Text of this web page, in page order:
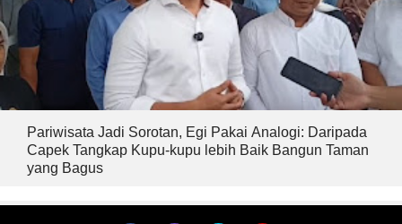
Pariwisata Jadi Sorotan, Egi Pakai Analogi: Daripada
Capek Tangkap Kupu-kupu lebih Baik Bangun Taman
yang Bagus